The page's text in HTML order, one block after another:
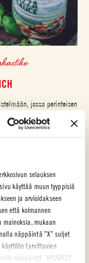
selauksen
käyttää muun tyyppisiä
ja arvioidakseen
että kolmannen
mainoksia, mukaan
näppäintä ”X” suljet
tarvittavien
näppäintä ”HYVÄKSY
jossa perinteisen
Muttin Aromatic-
makua ja herkullisia
HELPPO